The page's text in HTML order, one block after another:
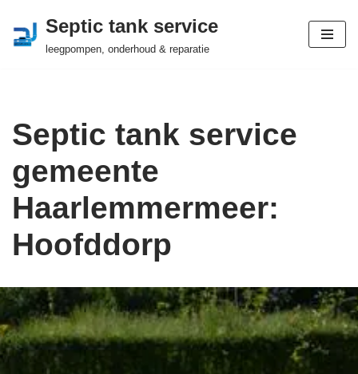
Ga
Septic tank service
leegpompen, onderhoud & reparatie
Septic tank service
gemeente
Haarlemmermeer:
Hoofddorp